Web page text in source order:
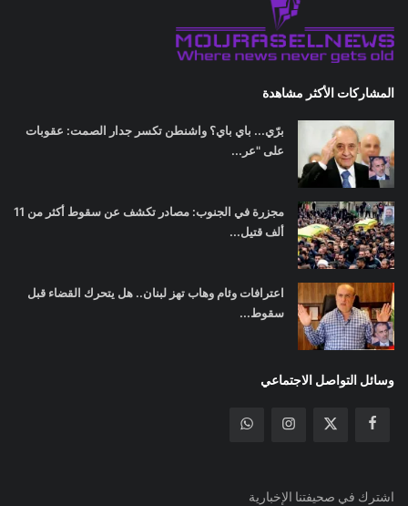
المشاركات الأكثر مشاهدة
برّي... باي باي؟ واشنطن تكسر جدار الصمت: عقوبات
على "عر...
مجزرة في الجنوب: مصادر تكشف عن سقوط أكثر من 11
ألف قتيل...
اعترافات وئام وهاب تهز لبنان.. هل يتحرك القضاء قبل
سقوط...
وسائل التواصل الاجتماعي
اشترك في صحيفتنا الإخبارية